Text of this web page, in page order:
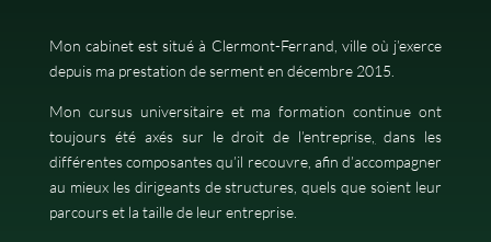
Mon cabinet est situé à Clermont-Ferrand, ville où j’exerce
depuis ma prestation de serment en décembre 2015.
Mon cursus universitaire et ma formation continue ont
toujours été axés sur le droit de l’entreprise
dans les
différentes composantes qu’il recouvre, afin d’accompagner
au mieux les dirigeants de structures, quels que soient leur
parcours et la taille de leur entreprise.